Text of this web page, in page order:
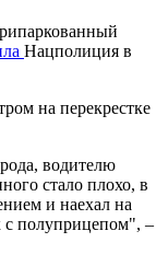
Нацполиция в
на перекрестке
водителю
стало плохо, в
и наехал на
с полуприцепом", –